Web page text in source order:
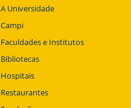
A Universidade
Campi
Faculdades e Institutos
Bibliotecas
Hospitais
Restaurantes